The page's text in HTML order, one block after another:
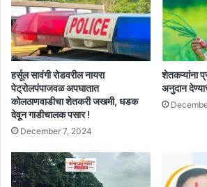
हर्सूल सावंगी रोडवरील नायरा
पेट्रोलपंपाजवळ अपघातात
कोलठाणवाडीचा शेतकरी जखमी, धडक
देवून गाडीचालक पसार !
December 7, 2024
शेतकऱ्यांना
अनुदान